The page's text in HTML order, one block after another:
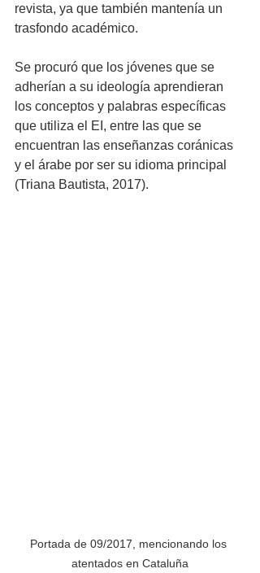
revista, ya que también mantenía un
trasfondo académico.
Se procuró que los jóvenes que se
adherían a su ideología aprendieran
los conceptos y palabras específicas
que utiliza el EI, entre las que se
encuentran las enseñanzas coránicas
y el árabe por ser su idioma principal
(Triana Bautista, 2017).
Portada de 09/2017, mencionando los
atentados en Cataluña